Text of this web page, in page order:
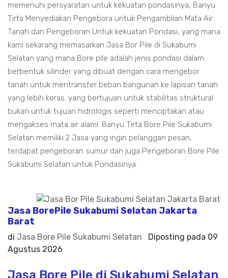
memenuhi persyaratan untuk kekuatan pondasinya, Banyu
Tirta Menyediakan Pengebora untuk Pengambilan Mata Air
Tanah dan Pengeboran Untuk kekuatan Pondasi, yang mana
kami sekarang memasarkan Jasa Bor Pile di Sukabumi
Selatan yang mana Bore pile adalah jenis pondasi dalam
berbentuk silinder yang dibuat dengan cara mengebor
tanah untuk mentransfer beban bangunan ke lapisan tanah
yang lebih keras. yang bertujuan untuk stabilitas struktural
bukan untuk tujuan hidrologis seperti menciptakan atau
mengakses mata air alami. Banyu Tirta Bore Pile Sukabumi
Selatan memiliki 2 Jasa yang ingin pelanggan pesan,
terdapat pengeboran sumur dan juga Pengeboran Bore Pile
Sukabumi Selatan untuk Pondasinya.
Jasa BorePile Sukabumi Selatan Jakarta
Barat
di Jasa Bore Pile Sukabumi Selatan Diposting pada 09
Agustus 2026
Jasa Bore Pile di Sukabumi Selatan